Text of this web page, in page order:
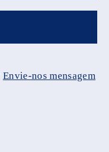
Envie-nos mensagem